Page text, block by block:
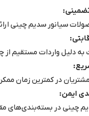
سیانور سدیم چینی
به دلیل واردات مستقیم
در کمترین زمان
ایمن:
چینی در بسته‌بندی‌های